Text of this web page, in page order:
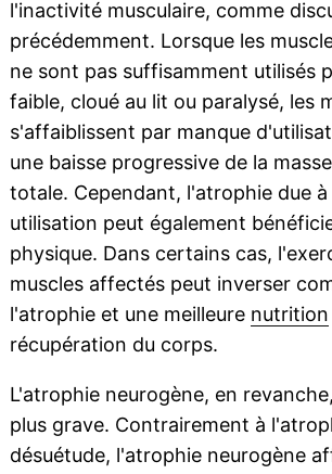
l'inactivité musculaire, comme
précédemment. Lorsque les
ne sont pas suffisamment utilisés
faible, cloué au lit ou paralysé, les
s'affaiblissent par manque
une baisse progressive de la
totale. Cependant, l'atrophie due à
utilisation peut également
physique. Dans certains cas,
muscles affectés peut inverser
l'atrophie et une meilleure nutrition
récupération du corps.
L'atrophie neurogène, en
plus grave. Contrairement à
désuétude, l'atrophie neurogène